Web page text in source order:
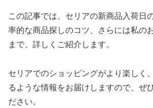
この記事では、セリアの新商品入荷日
率的な商品探しのコツ、さらには私の
まで、詳しくご紹介します。
セリアでのショッピングがより楽しく
るような情報をお届けしますので、ぜ
ださい。